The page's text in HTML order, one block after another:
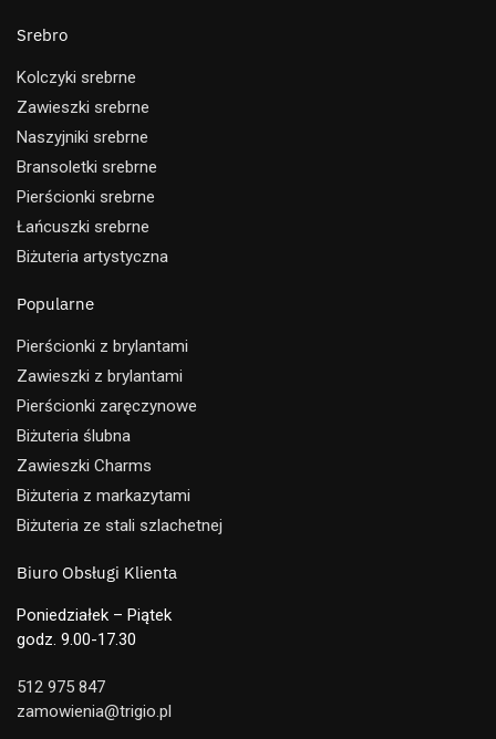
Srebro
Kolczyki srebrne
Zawieszki srebrne
Naszyjniki srebrne
Bransoletki srebrne
Pierścionki srebrne
Łańcuszki srebrne
Biżuteria artystyczna
Popularne
Pierścionki z brylantami
Zawieszki z brylantami
Pierścionki zaręczynowe
Biżuteria ślubna
Zawieszki Charms
Biżuteria z markazytami
Biżuteria ze stali szlachetnej
Biuro Obsługi Klienta
Poniedziałek – Piątek
godz. 9.00-17.30
512 975 847
zamowienia@trigio.pl